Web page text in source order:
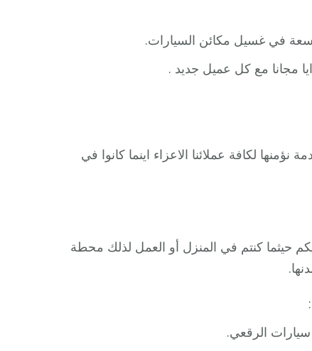
في غسيل مكائن السيارات.
لكافة عملائنا الاعزاء اينما كانوا في
حيثما كنتم في المنزل أو العمل لذلك محطة
الرقعي.